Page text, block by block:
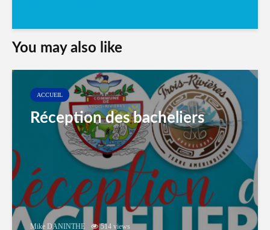
You may also like
ACCUEIL
Réception des bacheliers
Mike DANINTHE 514 views